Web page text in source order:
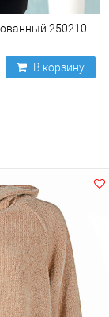
250210
В корзину